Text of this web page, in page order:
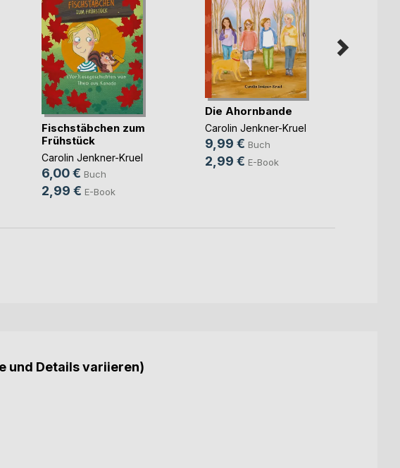
Fischstäbchen zum
Frühstück
Carolin Jenkner-Kruel
6,00 € Buch
2,99 € E-Book
Die Ahornbande
Carolin Jenkner-Kruel
9,99 € Buch
2,99 € E-Book
und Details variieren)